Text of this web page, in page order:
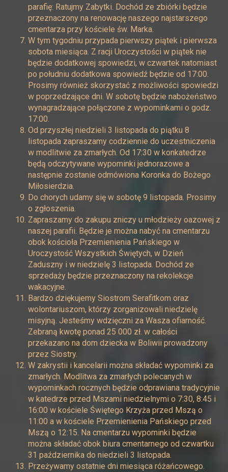
parafię: Ratujmy Zabytki. Dochód ze zbiórki będzie
przeznaczony na renowację naszego najstarszego
cmentarza przy kościele św. Marka.
W tym tygodniu przypada pierwszy piątek i pierwsza
sobota miesiąca. Z racji Uroczystości w piątek nie
będzie dodatkowej spowiedzi, w czwartek natomiast
po południu dodatkowa spowiedź będzie od 17:00.
Prosimy również skorzystać z możliwości spowiedzi
w poprzedzające dni. W sobotę będzie nabożeństwo
wynagradzające połączone z wypominkami o godz.
17:00.
Od przyszłej niedzieli 3 listopada do piątku 8
listopada zapraszamy codziennie do uczestniczenia
w modlitwie za zmarłych. Od 17:30 w konkatedrze
będą odczytywane wypominki jednorazowe a
następnie zostanie odmówiona Koronka do Bożego
Miłosierdzia.
Do chorych udamy się w sobotę 9 listopada. Prosimy
o zgłoszenia.
Zapraszamy do zakupu zniczy u młodzieży oazowej z
naszej parafii. Będzie je można nabyć na cmentarzu
obok kościoła Przemienienia Pańskiego w
Uroczystość Wszystkich Świętych, w Dzień
Zaduszny i w niedzielę 3 listopada. Dochód ze
sprzedaży będzie przeznaczony na rekolekcje
wakacyjne.
Bardzo dziękujemy Siostrom Serafitkom oraz
wolontariuszom, którzy zorganizowali niedzielę
misyjną. Jesteśmy wdzięczni za Wasza ofiarność.
Zebraną kwotę ponad 25 000 zł. w całości
przekazano na dom dziecka w Boliwii prowadzony
przez Siostry.
W zakrystii i kancelarii można składać wypominki za
zmarłych. Modlitwa za zmarłych polecanych w
wypominkach rocznych będzie odprawiana tradycyjnie
w katedrze przed Mszami niedzielnymi o 7:30, 8:45 i
16:00 w kościele Świętego Krzyża przed Mszą o
11:00 a w kościele Przemienienia Pańskiego przed
Mszą o 12:15. Na cmentarzu wypominki będzie
można składać obok biura cmentarnego od czwartku
31 października do niedzieli 3 listopada.
Przeżywamy ostatnie dni miesiąca różańcowego.